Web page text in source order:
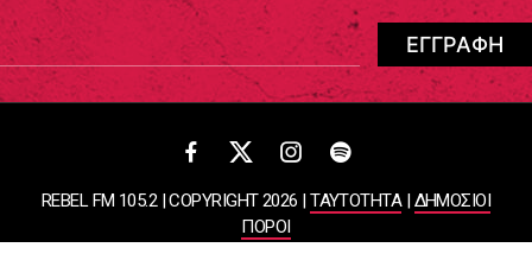
REBEL FM 105.2 | COPYRIGHT 2026 |ΤΑΥΤΟΤΗΤΑ|ΔΗΜΟΣΙΟΙ
ΠΟΡΟΙ